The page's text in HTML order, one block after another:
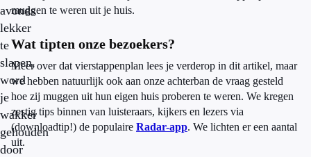
avonds
lekker
te
slapen,
word
je
wakker
gehouden
door
muggen te weren uit je huis.
Wat tipten onze bezoekers?
Meer over dat vierstappenplan lees je verderop in dit artikel, maar
we hebben natuurlijk ook aan onze achterban de vraag gesteld
hoe zij muggen uit hun eigen huis proberen te weren. We kregen
zestig tips binnen van luisteraars, kijkers en lezers via
(downloadtip!) de populaire Radar-app. We lichten er een aantal
uit.